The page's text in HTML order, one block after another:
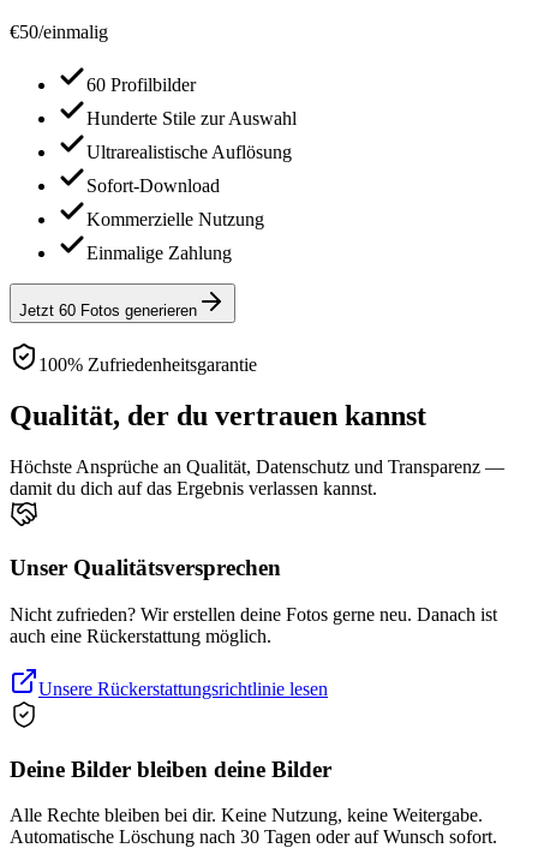
€50/einmalig
60 Profilbilder
Hunderte Stile zur Auswahl
Ultrarealistische Auflösung
Sofort-Download
Kommerzielle Nutzung
Einmalige Zahlung
Jetzt 60 Fotos generieren
100% Zufriedenheitsgarantie
Qualität, der du vertrauen kannst
Höchste Ansprüche an Qualität, Datenschutz und Transparenz —
damit du dich auf das Ergebnis verlassen kannst.
Unser Qualitätsversprechen
Nicht zufrieden? Wir erstellen deine Fotos gerne neu. Danach ist
auch eine Rückerstattung möglich.
Unsere Rückerstattungsrichtlinie lesen
Deine Bilder bleiben deine Bilder
Alle Rechte bleiben bei dir. Keine Nutzung, keine Weitergabe.
Automatische Löschung nach 30 Tagen oder auf Wunsch sofort.